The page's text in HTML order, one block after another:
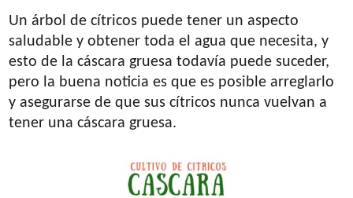
Un árbol de cítricos puede tener un aspecto
saludable y obtener toda el agua que necesita, y
esto de la cáscara gruesa todavía puede suceder,
pero la buena noticia es que es posible arreglarlo
y asegurarse de que sus cítricos nunca vuelvan a
tener una cáscara gruesa.